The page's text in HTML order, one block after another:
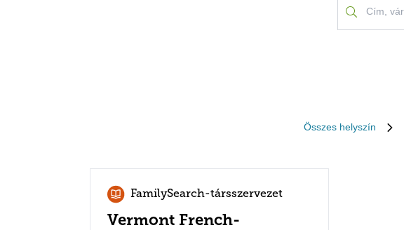
Összes helyszín
FamilySearch-társszervezet
Vermont French-